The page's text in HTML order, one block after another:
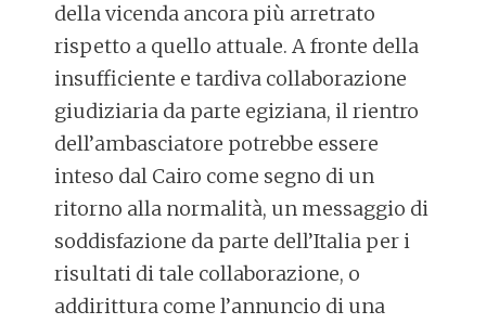
della vicenda ancora più arretrato
rispetto a quello attuale. A fronte della
insufficiente e tardiva collaborazione
giudiziaria da parte egiziana, il rientro
dell’ambasciatore potrebbe essere
inteso dal Cairo come segno di un
ritorno alla normalità, un messaggio di
soddisfazione da parte dell’Italia per i
risultati di tale collaborazione, o
addirittura come l’annuncio di una